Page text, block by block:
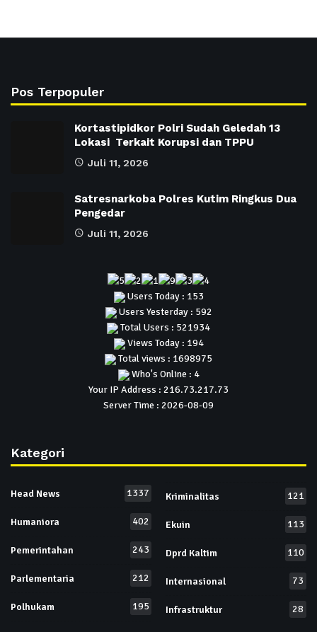
Pos Terpopuler
Kortastipidkor Polri Sudah Geledah 13
Lokasi Terkait Korupsi dan TPPU
Juli 11, 2026
Satresnarkoba Polres Kutim Ringkus Dua
Pengedar
Juli 11, 2026
Users Today : 153
Users Yesterday : 592
Total Users : 521934
Views Today : 194
Total views : 1698975
Who's Online : 4
Your IP Address : 216.73.217.73
Server Time : 2026-08-09
Kategori
Head News 1337
Humaniora 402
Pemerintahan 243
Parlementaria 212
Polhukam 195
Kriminalitas 121
Ekuin 113
Dprd Kaltim 110
Internasional 73
Infrastruktur 28